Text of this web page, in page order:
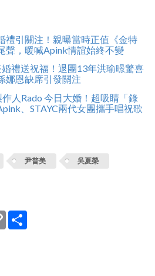
禮引關注！親曝當時正值《金特
聲，暖喊Apink情誼始終不變
禮送祝福！退團13年洪瑜暻驚喜
娜恩缺席引發關注
人Rado 今日大婚！超吸睛「錄
、STAYC兩代女團攜手唱祝歌
尹普美 吳夏榮
Copy
Link